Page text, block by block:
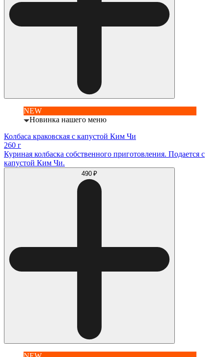
NEW
Новинка нашего меню
Колбаса краковская с капустой Ким Чи
260 г
Куриная колбаска собственного приготовления. Подается с
капустой Ким Чи.
490 ₽